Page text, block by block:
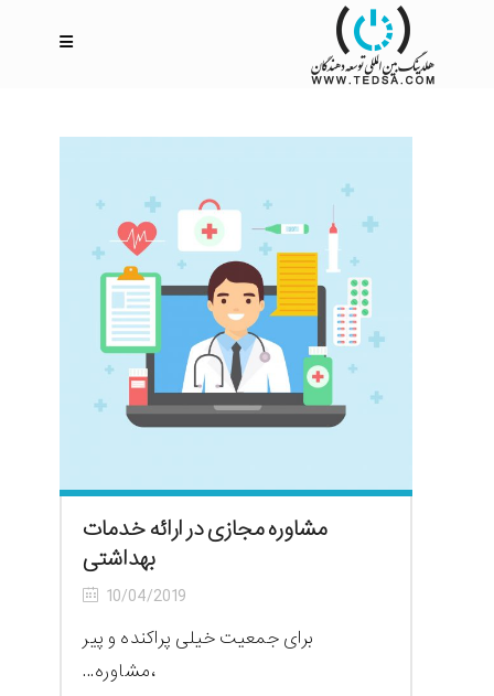
مشاوره مجازی در ارائه خدمات
بهداشتی
10/04/2019
برای جمعیت خیلی پراکنده و پیر
،مشاوره...